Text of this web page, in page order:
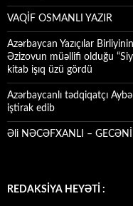
VAQİF OSMANLI YAZIR
Azərbaycan Yazıçılar
Əzizovun müəllifi olduğu
kitab işıq üzü gördü
Azərbaycanlı tədqiqatçı
iştirak edib
Əli NƏCƏFXANLI –
REDAKSİYA HEYƏTİ :